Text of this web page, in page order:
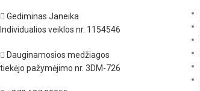
Gediminas Janeika
Individualios veiklos nr. 1154546
Dauginamosios medžiagos
tiekėjo pažymėjimo nr. 3DM-726